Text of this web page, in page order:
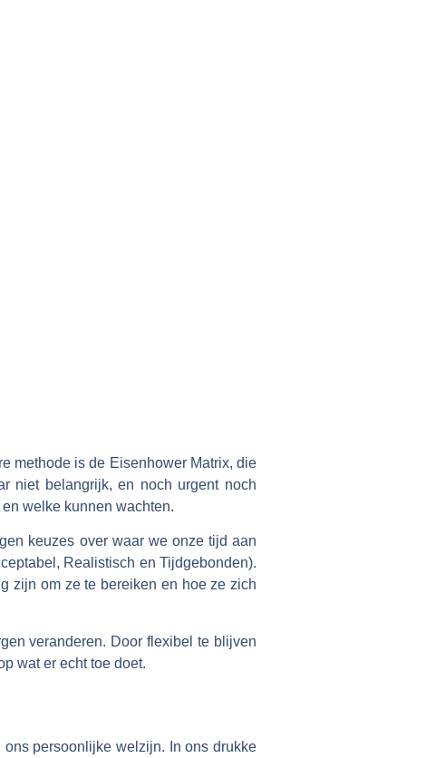
methode is de Eisenhower Matrix, die
niet belangrijk, en noch urgent noch
welke kunnen wachten.
keuzes over waar we onze tijd aan
Realistisch en Tijdgebonden).
zijn om ze te bereiken en hoe ze zich
veranderen. Door flexibel te blijven
wat er echt toe doet.
persoonlijke welzijn. In ons drukke